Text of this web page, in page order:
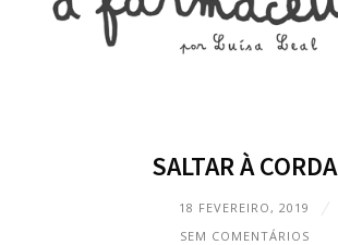
SALTAR À CORDA
18 FEVEREIRO, 2019
SEM COMENTÁRIOS